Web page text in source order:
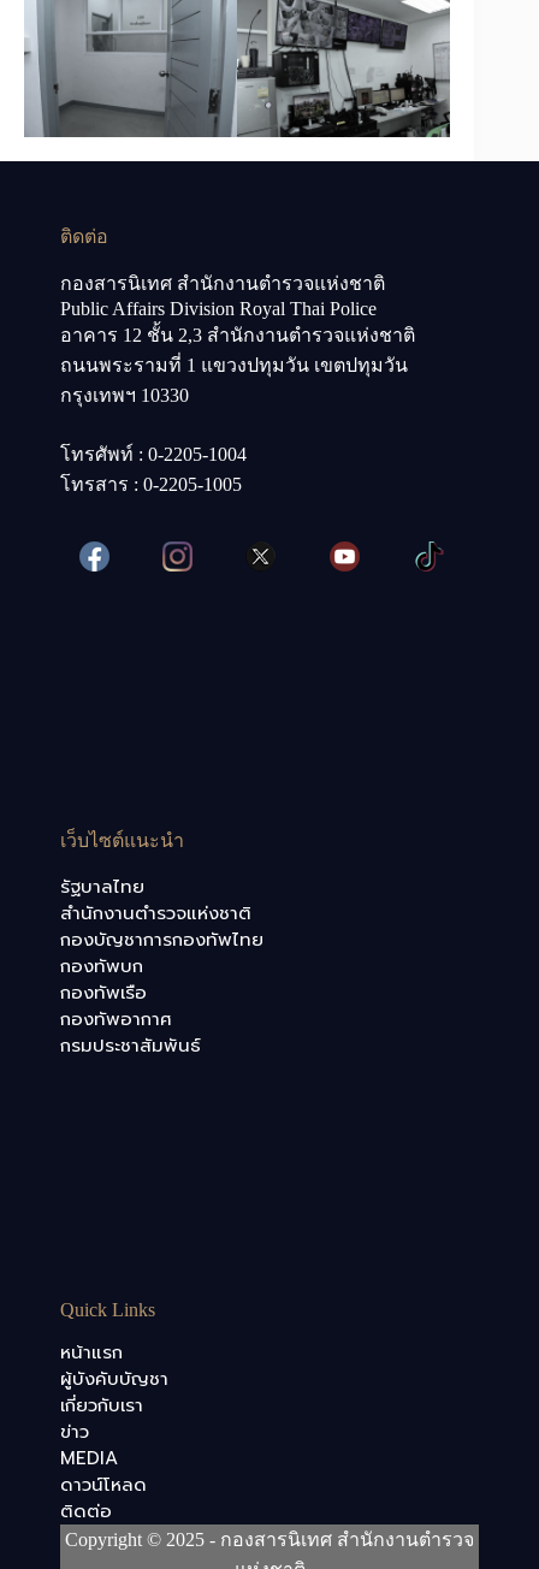
ติดต่อ
กองสารนิเทศ สำนักงานตำรวจแห่งชาติ
Public Affairs Division Royal Thai Police
อาคาร 12 ชั้น 2,3 สำนักงานตำรวจแห่งชาติ
ถนนพระรามที่ 1 แขวงปทุมวัน เขตปทุมวัน
กรุงเทพฯ 10330
โทรศัพท์ : 0-2205-1004
โทรสาร : 0-2205-1005
เว็บไซต์แนะนำ
รัฐบาลไทย
สำนักงานตำรวจแห่งชาติ
กองบัญชาการกองทัพไทย
กองทัพบก
กองทัพเรือ
กองทัพอากาศ
กรมประชาสัมพันธ์
Quick Links
หน้าแรก
ผู้บังคับบัญชา
เกี่ยวกับเรา
ข่าว
MEDIA
ดาวน์โหลด
ติดต่อ
Copyright © 2025 - กองสารนิเทศ สำนักงานตำรวจ